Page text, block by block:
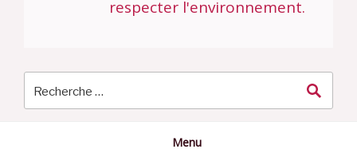
respecter l'environnement.
Menu